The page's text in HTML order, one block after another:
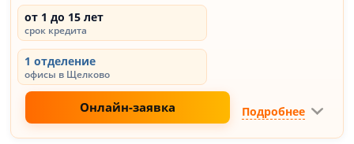
от 1 до 15 лет
срок кредита
1 отделение
офисы в Щелково
Онлайн-заявка Подробнее